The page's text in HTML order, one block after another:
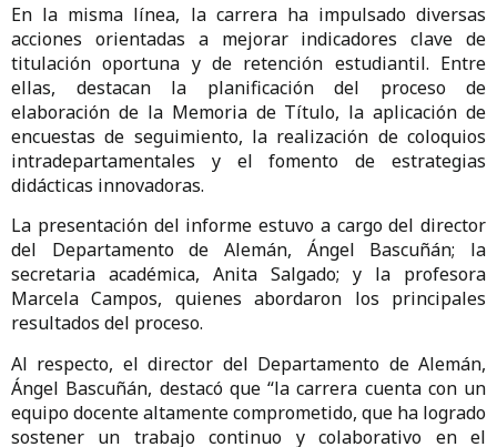
En la misma línea, la carrera ha impulsado diversas
acciones orientadas a mejorar indicadores clave de
titulación oportuna y de retención estudiantil. Entre
ellas, destacan la planificación del proceso de
elaboración de la Memoria de Título, la aplicación de
encuestas de seguimiento, la realización de coloquios
intradepartamentales y el fomento de estrategias
didácticas innovadoras.
La presentación del informe estuvo a cargo del director
del Departamento de Alemán, Ángel Bascuñán; la
secretaria académica, Anita Salgado; y la profesora
Marcela Campos, quienes abordaron los principales
resultados del proceso.
Al respecto, el director del Departamento de Alemán,
Ángel Bascuñán, destacó que “la carrera cuenta con un
equipo docente altamente comprometido, que ha logrado
sostener un trabajo continuo y colaborativo en el